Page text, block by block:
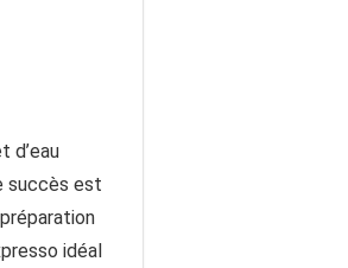
d’eau
succès est
idéal